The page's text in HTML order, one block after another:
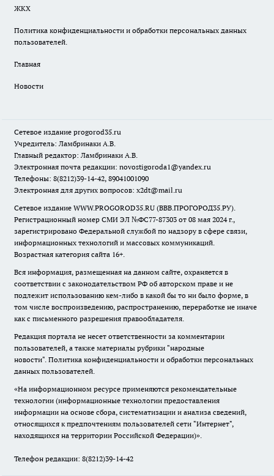
ЖКХ
Политика конфиденциальности и обработки персональных данных
пользователей.
Главная
Новости
Сетевое издание progorod35.ru
Учредитель: Ламбринаки А.В.
Главный редактор: Ламбринаки А.В.
Электронная почта редакции: novostigoroda1@yandex.ru
Телефоны: 8(8212)39-14-42, 89041001090
Электронная для других вопросов: x2dt@mail.ru
Сетевое издание WWW.PROGOROD35.RU (ВВВ.ПРОГОРОД35.РУ).
Регистрационный номер СМИ ЭЛ №ФС77-87303 от 08 мая 2024 г.,
зарегистрировано Федеральной службой по надзору в сфере связи,
информационных технологий и массовых коммуникаций.
Возрастная категория сайта 16+.
Вся информация, размещенная на данном сайте, охраняется в
соответствии с законодательством РФ об авторском праве и не
подлежит использованию кем-либо в какой бы то ни было форме, в
том числе воспроизведению, распространению, переработке не иначе
как с письменного разрешения правообладателя.
Редакция портала не несет ответственности за комментарии
пользователей, а также материалы рубрики "народные
новости". Политика конфиденциальности и обработки персональных
данных пользователей.
«На информационном ресурсе применяются рекомендательные
технологии (информационные технологии предоставления
информации на основе сбора, систематизации и анализа сведений,
относящихся к предпочтениям пользователей сети "Интернет",
находящихся на территории Российской Федерации)».
Телефон редакции: 8(8212)39-14-42